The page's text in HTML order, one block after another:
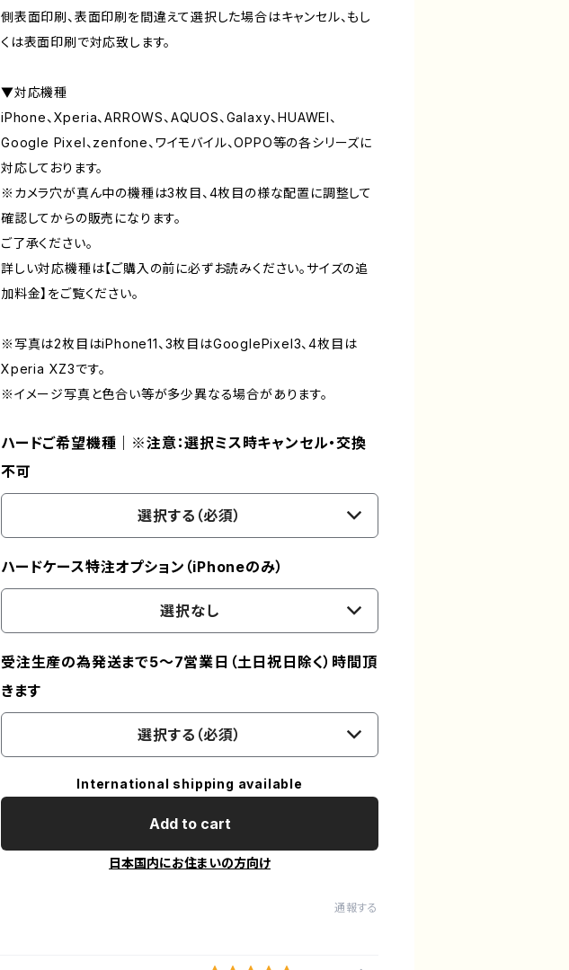
側表面印刷、表面印刷を間違えて選択した場合はキャンセル、もし
くは表面印刷で対応致します。
▼対応機種
iPhone、Xperia、ARROWS、AQUOS、Galaxy、HUAWEI、
Google Pixel、zenfone、ワイモバイル、OPPO等の各シリーズに
対応しております。
※カメラ穴が真ん中の機種は3枚目、4枚目の様な配置に調整して
確認してからの販売になります。
ご了承ください。
詳しい対応機種は【ご購入の前に必ずお読みください。サイズの追
加料金】をご覧ください。
※写真は2枚目はiPhone11、3枚目はGooglePixel3、4枚目は
Xperia XZ3です。
※イメージ写真と色合い等が多少異なる場合があります。
ハードご希望機種｜※注意：選択ミス時キャンセル・交換
不可
選択する（必須）
ハードケース特注オプション（iPhoneのみ）
選択なし
受注生産の為発送まで5～7営業日（土日祝日除く）時間頂
きます
選択する（必須）
International shipping available
Add to cart
日本国内にお住まいの方向け
通報する